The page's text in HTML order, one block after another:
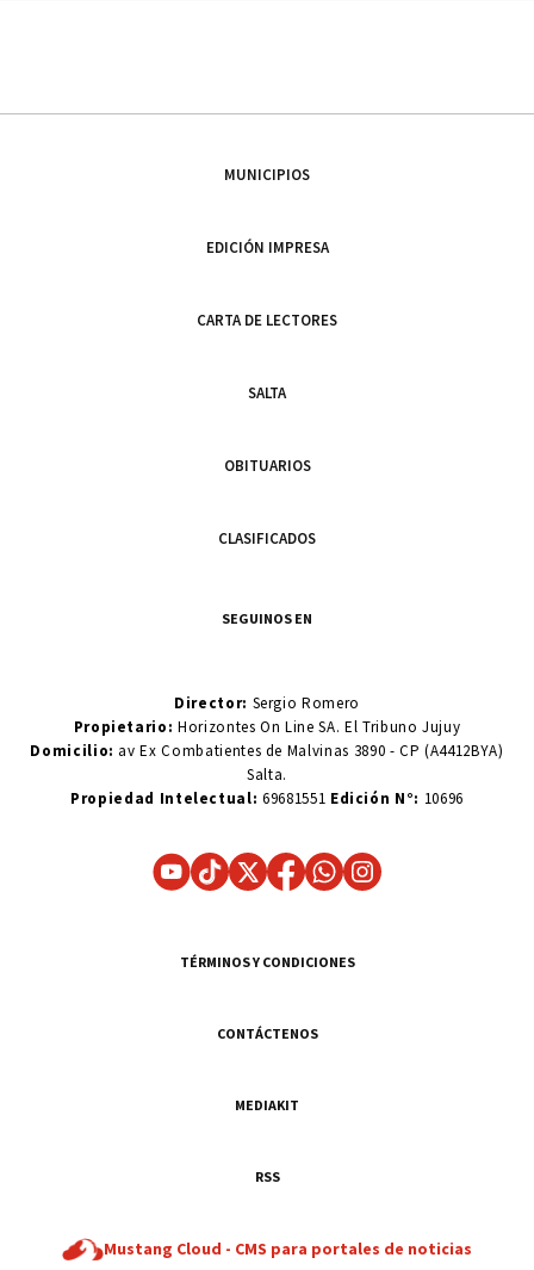
MUNICIPIOS
EDICIÓN IMPRESA
CARTA DE LECTORES
SALTA
OBITUARIOS
CLASIFICADOS
SEGUINOS EN
Director: Sergio Romero
Propietario:Horizontes On Line SA. El Tribuno Jujuy
Domicilio: av Ex Combatientes de Malvinas 3890 - CP (A4412BYA)
Salta.
Propiedad Intelectual: 69681551 Edición N°: 10696
TÉRMINOS Y CONDICIONES
CONTÁCTENOS
MEDIAKIT
RSS
Mustang Cloud - CMS para portales de noticias